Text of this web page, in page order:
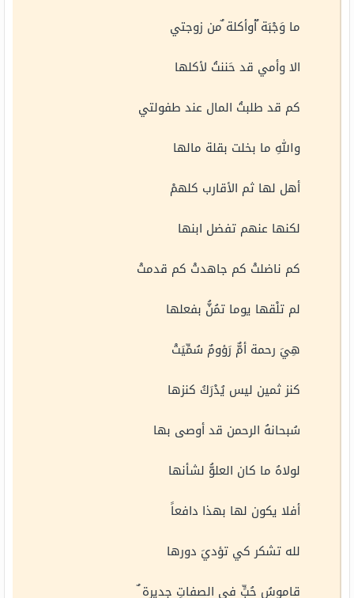
ما وَجْبَة ٌأوأكلة ٌمن زوجتي
الا وأمي قد حَننتُ لأكلها
كم قد طلبتُ المال عند طفولتي
واللهِ ما بخلت بقلة مالها
أهل لها ثم الأقارب كلهمْ
لكنها عنهم تفضل ابنها
كم ناضلتْ كم جاهدتْ كم قدمتْ
لم تلْقها يوما تمُنُّ بفعلها
هِيَ رحمة أمٌّ رَؤومٌ سُمِّيَتْ
كنز ثمين ليس يُدْرَكُ كنزها
سُبحانهُ الرحمن قد أوصى بها
لولاهُ ما كان العلوُّ لشأنها
أفلا يكون لها بهذا دافعاً
لله تشكر كي تؤديَ دورها
قاموسُ حُبٍّ في الصفاتِ جديرة ٌ